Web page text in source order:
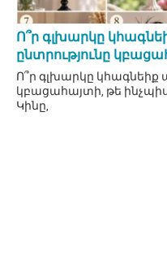
Ո՞ր գլխարկը
ընտրությունը
Ո՞ր գլխարկը կհագնեիք
կբացահայտի, թե
Կինը,